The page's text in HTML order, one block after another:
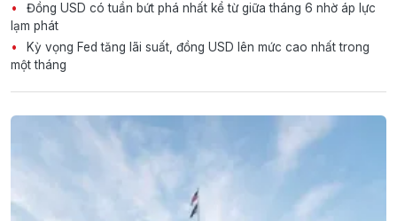
Đồng USD có tuần bứt phá nhất kể từ giữa tháng 6 nhờ áp lực
lạm phát
Kỳ vọng Fed tăng lãi suất, đồng USD lên mức cao nhất trong
một tháng